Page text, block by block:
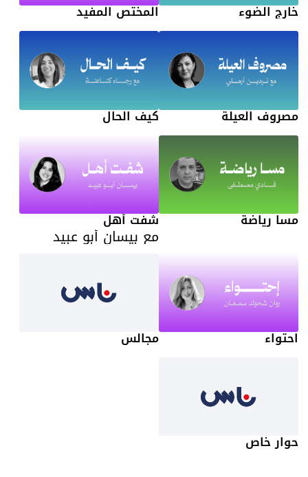
خارج الضوء المختص المفيد
مصروف العيلة كيف الحال
مسا رياضة شفت أهل
مع بيسان أبو عبيد
احتواء مجالس
حوار خاص